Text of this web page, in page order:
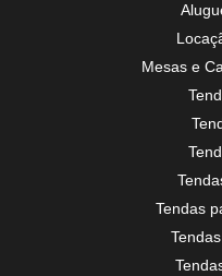
Mesas e
Tendas